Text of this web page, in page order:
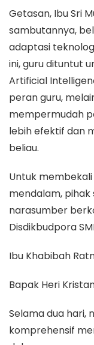
Getasan, Ibu Sri
sambutannya,
adaptasi
ini, guru dituntut
Artificial
peran guru,
mempermudah
lebih efektif dan
beliau.
Untuk
mendalam,
narasumber
Disdikbudpora
Ibu Khabibah
Bapak Heri
Selama dua
komprehensif